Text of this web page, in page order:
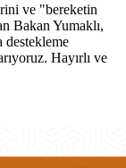
ve "bereketin
Bakan Yumaklı,
destekleme
Hayırlı ve